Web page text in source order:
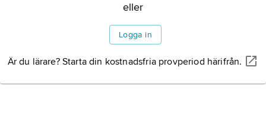
eller
Logga in
Är du lärare? Starta din kostnadsfria provperiod härifrån.